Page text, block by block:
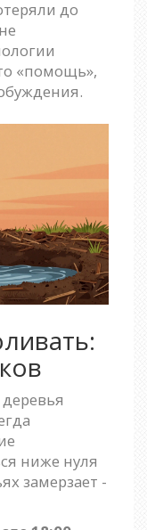
до
«помощь»,
ниже нуля
замерзает -